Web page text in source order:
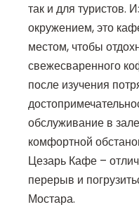
так и для туристов.
окружением, это
местом, чтобы
свежесваренного
после изучения
обслуживание в
комфортной
Цезарь Кафе –
перерыв и
Мостара.